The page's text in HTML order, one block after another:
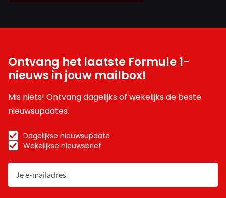
Ontvang het laatste Formule 1-
nieuws in jouw mailbox!
Mis niets! Ontvang dagelijks of wekelijks de beste
nieuwsupdates.
Dagelijkse nieuwsupdate
Wekelijkse nieuwsbrief